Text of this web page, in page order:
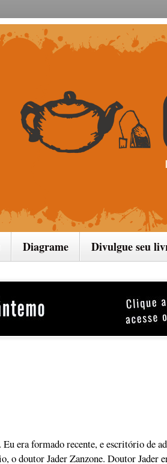
Diagrame Divulgue seu
Eu era formado recente, e escritório de
o doutor Jader Zanzone. Doutor Jader